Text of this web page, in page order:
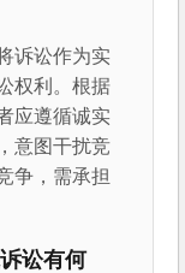
诉讼作为实
权利。根据
应遵循诚实
意图干扰竞
争，需承担
讼有何